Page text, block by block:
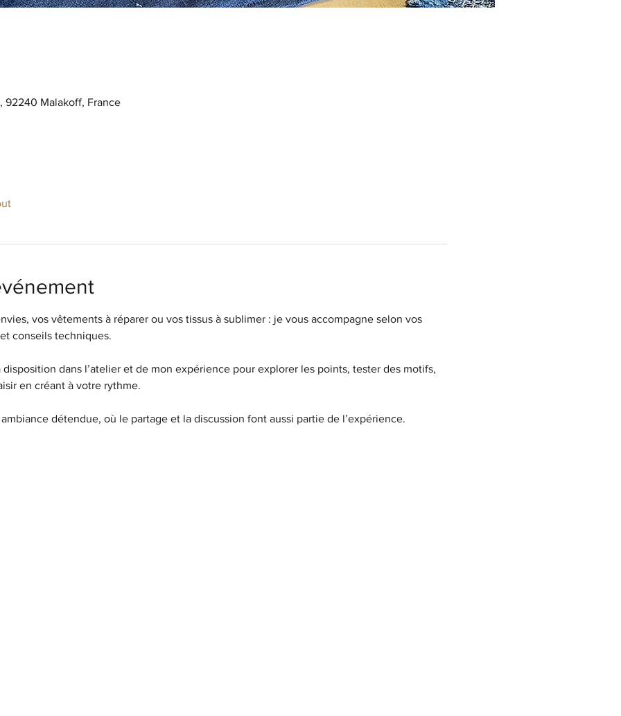
92240 Malakoff, France
vos vêtements à réparer ou vos tissus à sublimer : je vous accompagne selon vos
conseils techniques.
dans l’atelier et de mon expérience pour explorer les points, tester des motifs,
en créant à votre rythme.
détendue, où le partage et la discussion font aussi partie de l’expérience.